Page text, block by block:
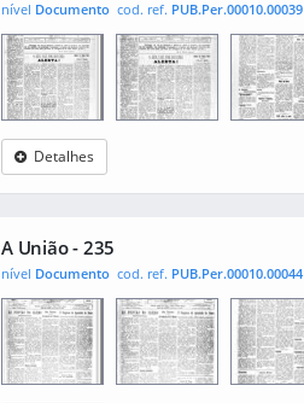
nível Documento cod. ref. PUB.Per.00010.00039
0001 0002
Detalhes
A União - 235
nível Documento cod. ref. PUB.Per.00010.00044